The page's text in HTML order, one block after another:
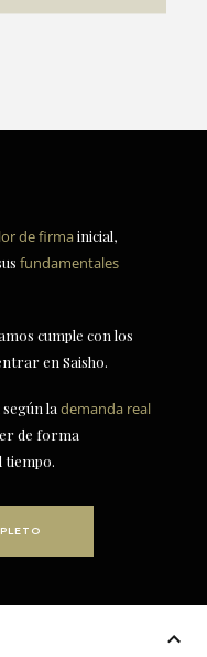
de firmainicial,
fundamentales
cumple con los
en Saisho.
la demanda real
de forma
tiempo.